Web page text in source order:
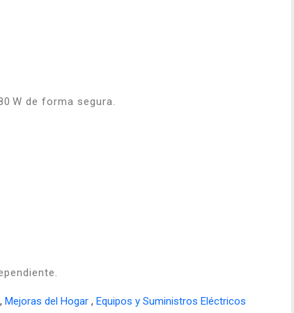
W de forma segura.
, Mejoras del Hogar , Equipos y Suministros Eléctricos